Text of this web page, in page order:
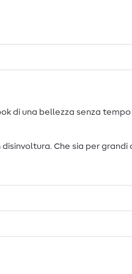
di una bellezza senza
Che sia per grandi